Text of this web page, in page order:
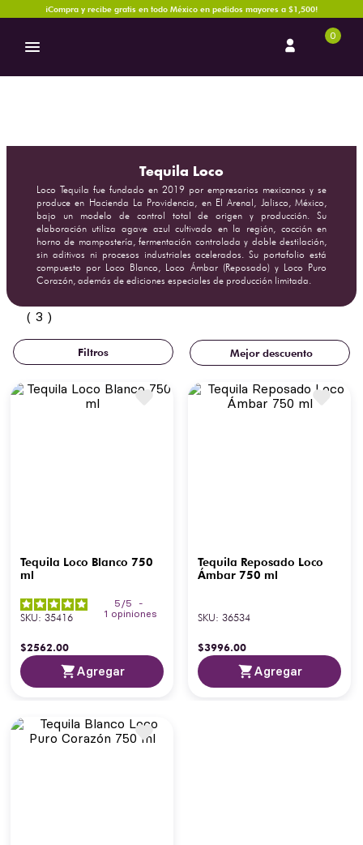
¡Compra y recibe gratis en todo México en pedidos mayores a $1,500!
0
Tequila Loco
Loco Tequila fue fundado en 2019 por empresarios mexicanos y se
produce en Hacienda La Providencia, en El Arenal, Jalisco, México,
bajo un modelo de control total de origen y producción. Su
elaboración utiliza agave azul cultivado en la región, cocción en
horno de mampostería, fermentación controlada y doble destilación,
sin aditivos ni procesos industriales acelerados. Su portafolio está
compuesto por Loco Blanco, Loco Ámbar (Reposado) y Loco Puro
Corazón, además de ediciones especiales de producción limitada.
3
Mejor descuento
Tequila Loco Blanco 750
ml
5 /5
-
1 opiniones
SKU: 35416
$2562.00
Agregar
Tequila Reposado Loco
Ámbar 750 ml
SKU: 36534
$3996.00
Agregar